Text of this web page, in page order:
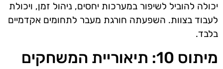
יכולה להוביל לשיפור במערכות יחסים, ניהול זמן, ויכולת
לעבוד בצוות. השפעתה חורגת מעבר לתחומים אקדמיים
בלבד.
מיתוס 10: תיאוריית המשחקים